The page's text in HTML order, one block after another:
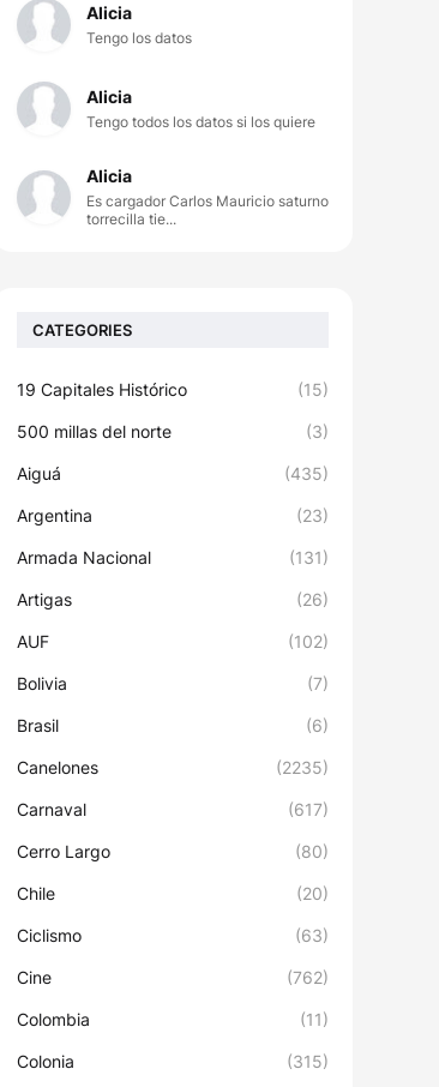
Alicia
Tengo los datos
Alicia
Tengo todos los datos si los quiere
Alicia
Es cargador Carlos Mauricio saturno
torrecilla tie...
CATEGORIES
19 Capitales Histórico (15)
500 millas del norte (3)
Aiguá (435)
Argentina (23)
Armada Nacional (131)
Artigas (26)
AUF (102)
Bolivia (7)
Brasil (6)
Canelones (2235)
Carnaval (617)
Cerro Largo (80)
Chile (20)
Ciclismo (63)
Cine (762)
Colombia (11)
Colonia (315)